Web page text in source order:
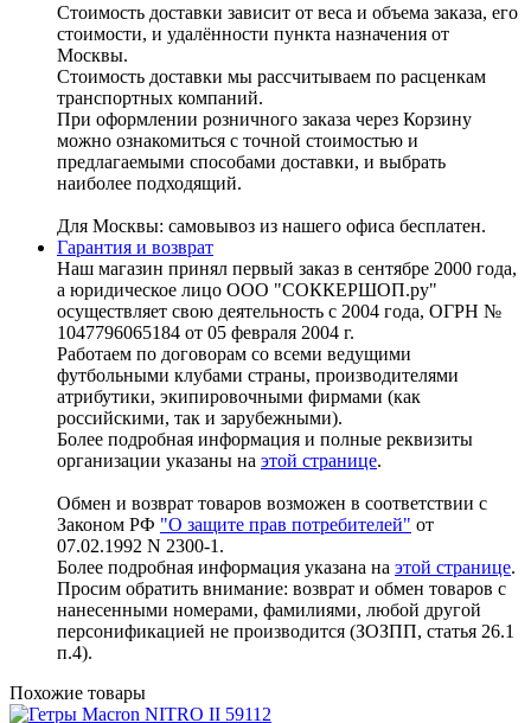
Стоимость доставки зависит от веса и объема заказа, его
стоимости, и удалённости пункта назначения от
Москвы.
Стоимость доставки мы рассчитываем по расценкам
транспортных компаний.
При оформлении розничного заказа через Корзину
можно ознакомиться с точной стоимостью и
предлагаемыми способами доставки, и выбрать
наиболее подходящий.
Для Москвы: самовывоз из нашего офиса бесплатен.
Гарантия и возврат
Наш магазин принял первый заказ в сентябре 2000 года,
а юридическое лицо ООО "СОККЕРШОП.ру"
осуществляет свою деятельность с 2004 года, ОГРН №
1047796065184 от 05 февраля 2004 г.
Работаем по договорам со всеми ведущими
футбольными клубами страны, производителями
атрибутики, экипировочными фирмами (как
российскими, так и зарубежными).
Более подробная информация и полные реквизиты
организации указаны на этой странице.
Обмен и возврат товаров возможен в соответствии с
Законом РФ "О защите прав потребителей" от
07.02.1992 N 2300-1.
Более подробная информация указана на этой странице.
Просим обратить внимание: возврат и обмен товаров с
нанесенными номерами, фамилиями, любой другой
персонификацией не производится (ЗОЗПП, статья 26.1
п.4).
Похожие товары